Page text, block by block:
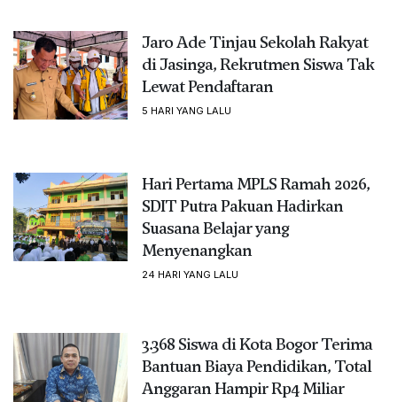
Jaro Ade Tinjau Sekolah Rakyat
di Jasinga, Rekrutmen Siswa Tak
Lewat Pendaftaran
5 HARI YANG LALU
Hari Pertama MPLS Ramah 2026,
SDIT Putra Pakuan Hadirkan
Suasana Belajar yang
Menyenangkan
24 HARI YANG LALU
3.368 Siswa di Kota Bogor Terima
Bantuan Biaya Pendidikan, Total
Anggaran Hampir Rp4 Miliar